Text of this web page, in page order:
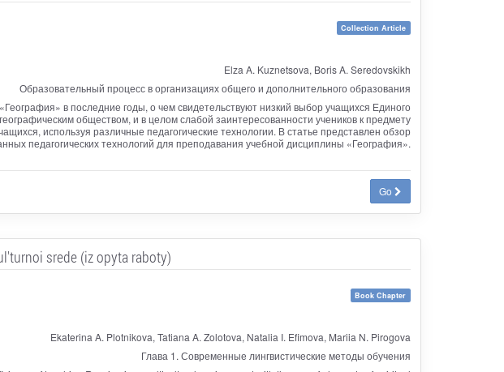
Collection Article
Elza A. Kuznetsova, Boris A. Seredovskikh
Образовательный процесс в организациях общего и дополнительного образования
в последние годы, о чем свидетельствуют низкий выбор учащихся Единого
обществом, и в целом слабой заинтересованности учеников к предмету
используя различные педагогические технологии. В статье представлен обзор
педагогических технологий для преподавания учебной дисциплины «География».
Go
srede (iz opyta raboty)
Book Chapter
Ekaterina A. Plotnikova, Tatiana A. Zolotova, Natalia I. Efimova, Mariia N. Pirogova
Глава 1. Современные лингвистические методы обучения